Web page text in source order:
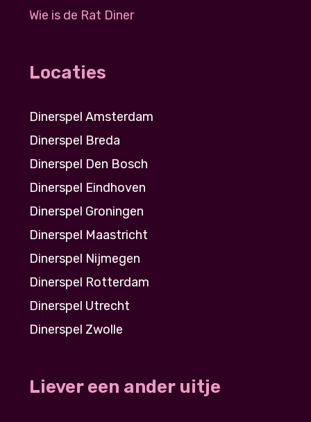
Wie is de Rat Diner
Locaties
Dinerspel Amsterdam
Dinerspel Breda
Dinerspel Den Bosch
Dinerspel Eindhoven
Dinerspel Groningen
Dinerspel Maastricht
Dinerspel Nijmegen
Dinerspel Rotterdam
Dinerspel Utrecht
Dinerspel Zwolle
Liever een ander uitje